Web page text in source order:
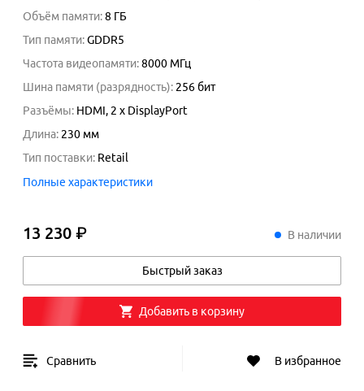
Объём памяти:8 ГБ
Тип памяти:GDDR5
Частота видеопамяти:8000 МГц
Шина памяти (разрядность): 256 бит
Разъёмы: HDMI, 2 x DisplayPort
Длина: 230 мм
Тип поставки: Retail
Полные характеристики
13 230 ₽13 230 ₽ В наличии
Быстрый заказ
Добавить в корзину
Сравнить В избранное